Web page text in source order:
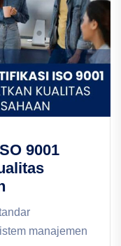
9001
manajemen